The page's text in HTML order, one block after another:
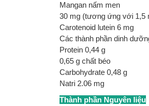
Mangan nấm men
30 mg (tương ứng với 1,5
Carotenoid lutein 6 mg
Các thành phần dinh
Protein 0,44 g
0,65 g chất béo
Carbohydrate 0,48 g
Natri 2.06 mg
Thành phần Nguyên liệu